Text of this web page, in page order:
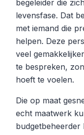
begeleider die
levensfase. Dat
met iemand die
helpen. Deze
veel
te bespreken,
hoeft te voelen.
Die op maat
echt maatwerk